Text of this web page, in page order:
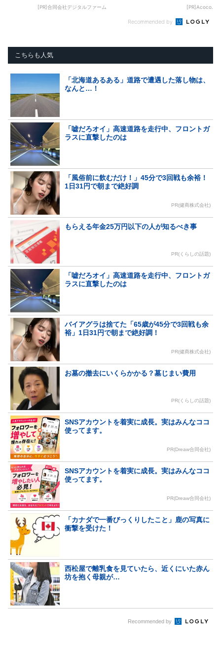
[PR]合同会社デジタルファーム [PR]Acoco.
Recommended by
こちらも人気
「北海道あるある」道路で遭遇した落し物は、
なんと…！
「嘘だろオイ」高速道路を走行中、フロントガ
ラスに直撃したのは
「風俗前に飲むだけ！」45分で3回戦も余裕！
1日31円で朝まで絶好調
PR(健商株式会社)
もらえる年金25万円以下の人が知るべき事
PR(くらしの話題)
「嘘だろオイ」高速道路を走行中、フロントガ
ラスに直撃したのは
バイアグラは捨てた「65歳が45分で3回戦も余
裕」1日31円で朝まで絶好調！
PR(健商株式会社)
お墓の撤去にいくらかかる？墓じまい費用
PR(くらしの話題)
SNSアカウントを着実に成長。実はみんなココ
使ってます。
PR(Dreaw合同会社)
SNSアカウントを着実に成長。実はみんなココ
使ってます。
PR(Dreaw合同会社)
「カナダで一番びっくりしたこと」鹿の写真に
衝撃を受けた！
西松屋で離乳食を見ていたら、近くにいた赤ん
坊を抱く母親が…
Recommended by